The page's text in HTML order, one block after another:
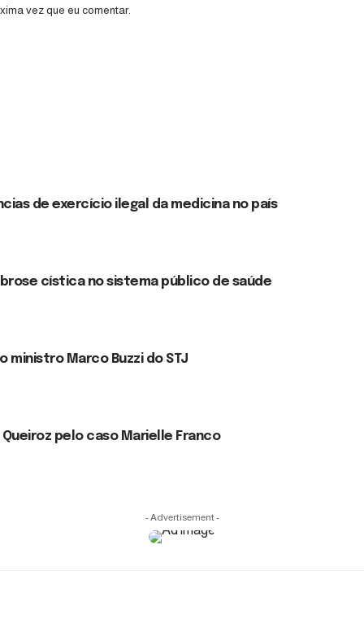
vez que eu comentar.
de exercício ilegal da medicina no país
cística no sistema público de saúde
ministro Marco Buzzi do STJ
pelo caso Marielle Franco
- Advertisement -